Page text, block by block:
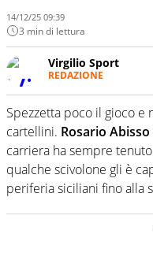
14/12/25 09:39
3 min di lettura
Virgilio Sport
REDAZIONE
appassionato su
calciomercato, F1,
volley, basket: su
sanno che
zero faziosità. La
giornalisti ed
rimessa quando
creano contenuti
Spezzetta poco il gioco e
cartellini. Rosario Abisso
carriera ha sempre
qualche scivolone gli è
periferia siciliani fino alla